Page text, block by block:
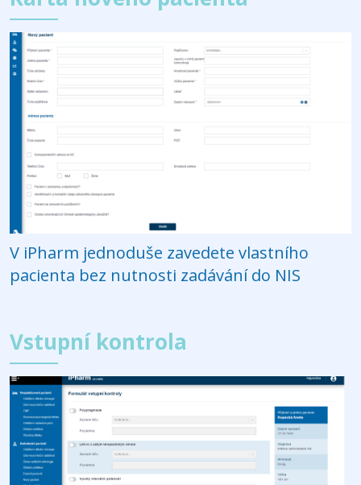
V iPharm jednoduše zavedete vlastního
pacienta bez nutnosti zadávání do NIS
Vstupní kontrola